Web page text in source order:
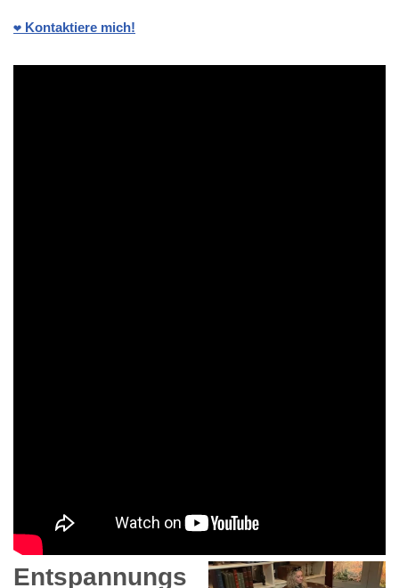
❤️ Kontaktiere mich!
Entspannungs